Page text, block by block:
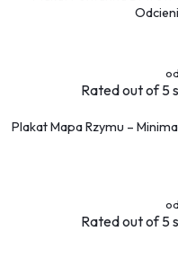
Ratedout of 5
Plakat Mapa Rzymu –
Ratedout of 5